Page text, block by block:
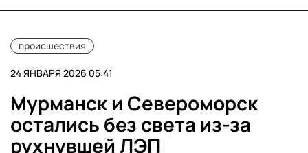
происшествия
24 ЯНВАРЯ 2026 05:41
Мурманск и Североморск
остались без света из-за
рухнувшей ЛЭП